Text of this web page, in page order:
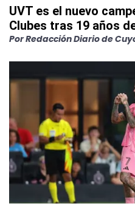
UVT es el nuevo
Clubes tras 19 años
PorRedacción Diario de